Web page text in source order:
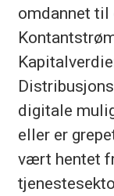
omdannet
digitale
eller er
vært hentet